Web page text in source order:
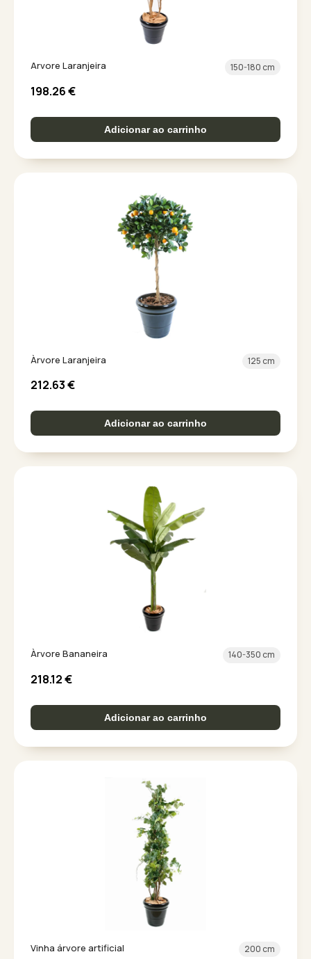
Arvore Laranjeira 150-180 cm
198.26€
Adicionar ao carrinho
Àrvore Laranjeira 125 cm
212.63€
Adicionar ao carrinho
Àrvore Bananeira 140-350 cm
218.12€
Adicionar ao carrinho
Vinha árvore artificial 200 cm